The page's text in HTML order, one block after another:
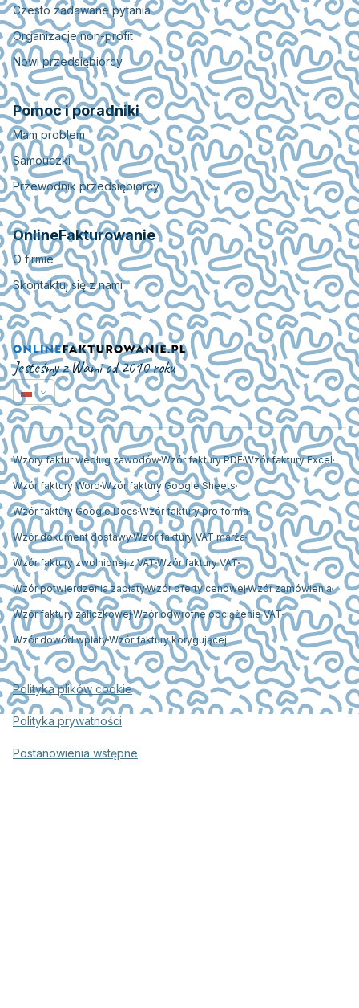
Czesto zadawane pytania
Organizacje non-profit
Nowi przedsiębiorcy
Pomoc i poradniki
Mam problem
Samouczki
Przewodnik przedsiębiorcy
OnlineFakturowanie
O firmie
Skontaktuj się z nami
Jesteśmy z Wami od 2010 roku
Wzory faktur według zawodówWzór faktury PDFWzór faktury Excel
Wzór faktury Word Wzór faktury Google Sheets
Wzór faktury Google Docs Wzór faktury pro forma
Wzór dokument dostawyWzór faktury VAT marża
Wzór faktury zwolnionej z VATWzór faktury VAT
Wzór potwierdzenia zapłatyWzór oferty cenowejWzór zamówienia
Wzór faktury zaliczkowejWzór odwrotne obciążenie VAT
Wzór dowód wpłatyWzór faktury korygującej
Polityka plików cookie
Polityka prywatności
Postanowienia wstępne